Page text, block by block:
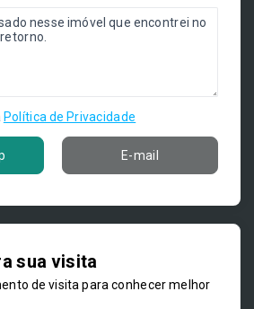
Política de Privacidade
E-mail
sua visita
de visita para conhecer melhor